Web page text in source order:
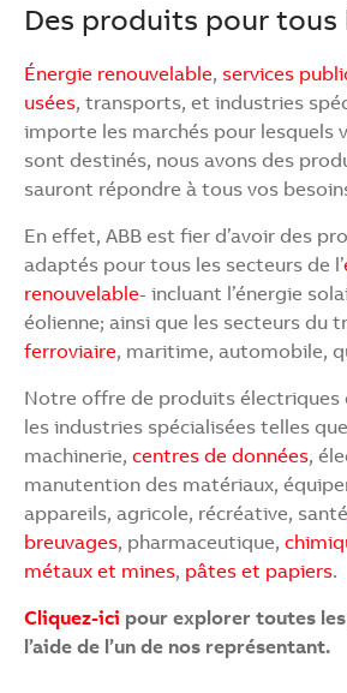
Des produits pour tous
Énergie renouvelable, services
usées, transports, et industries
importe les marchés pour lesquels
sont destinés, nous avons des
sauront répondre à tous vos
En effet, ABB est fier d’avoir des
adaptés pour tous les secteurs de l’
renouvelable- incluant l’énergie
éolienne; ainsi que les secteurs du
ferroviaire, maritime, automobile,
Notre offre de produits électriques
les industries spécialisées telles
machinerie, centres de données,
manutention des matériaux,
appareils, agricole, récréative,
breuvages, pharmaceutique,
métaux et mines, pâtes et papiers.
Cliquez-ici pour explorer toutes
l’aide de l’un de nos représentant.